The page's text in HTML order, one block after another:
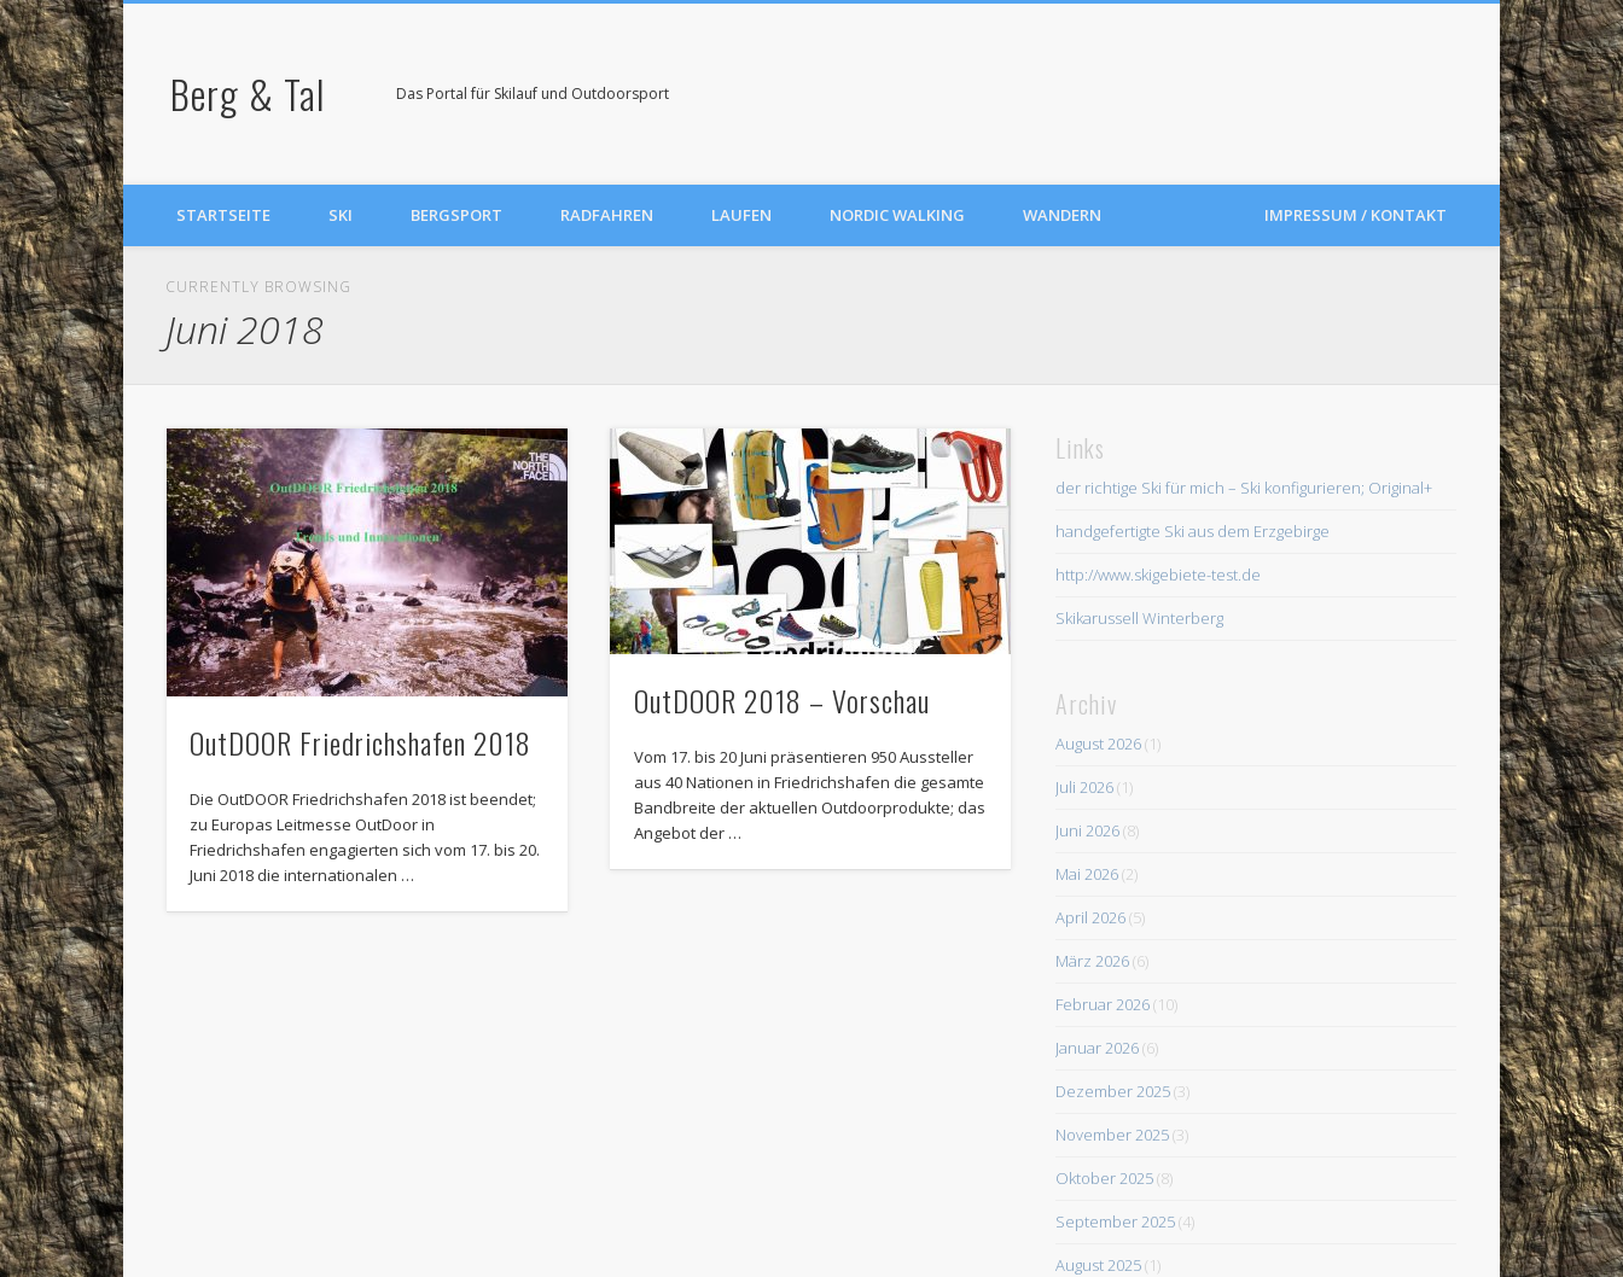
Berg & Tal Das Portal für Skilauf und Outdoorsport
STARTSEITE SKI BERGSPORT RADFAHREN IMPRESSUM / KONTAKT
LAUFEN NORDIC WALKING WANDERN
CURRENTLY BROWSING
Juni 2018
OutDOOR Friedrichshafen 2018
Die OutDOOR Friedrichshafen 2018 ist beendet;
zu Europas Leitmesse OutDoor in
Friedrichshafen engagierten sich vom 17. bis 20.
Juni 2018 die internationalen …
OutDOOR 2018 – Vorschau
Vom 17. bis 20 Juni präsentieren 950 Aussteller
aus 40 Nationen in Friedrichshafen die gesamte
Bandbreite der aktuellen Outdoorprodukte; das
Angebot der …
Links
der richtige Ski für mich – Ski konfigurieren; Original+
handgefertigte Ski aus dem Erzgebirge
http://www.skigebiete-test.de
Skikarussell Winterberg
Archiv
August 2026(1)
Juli 2026(1)
Juni 2026(8)
Mai 2026(2)
April 2026(5)
März 2026(6)
Februar 2026(10)
Januar 2026(6)
Dezember 2025(3)
November 2025(3)
Oktober 2025(8)
September 2025(4)
August 2025(1)